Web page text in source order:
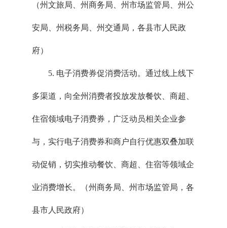
（州文旅局、州商务局、州市场监管局、州公
安局、州税务局、州交通局，各县市人民政
府）
5. 电子消费券促消费活动。通过线上线下
多渠道，向全州消费者投放发放餐饮、商超、
住宿领域电子消费券，广泛动员相关企业参
与，实行电子消费券和商户自行优惠双叠加联
动促销，切实推动餐饮、商超、住宿等领域企
业消费增长。（州商务局、州市场监管局，各
县市人民政府）